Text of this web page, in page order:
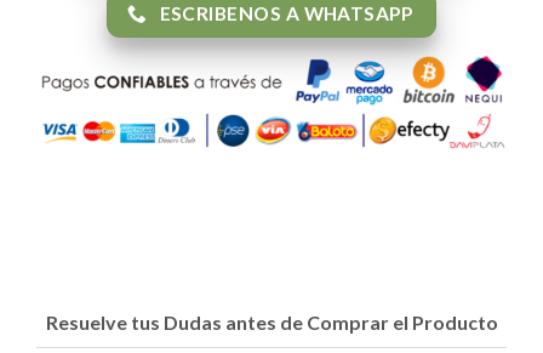
ESCRIBENOS A WHATSAPP
Resuelve tus Dudas antes de Comprar el Producto